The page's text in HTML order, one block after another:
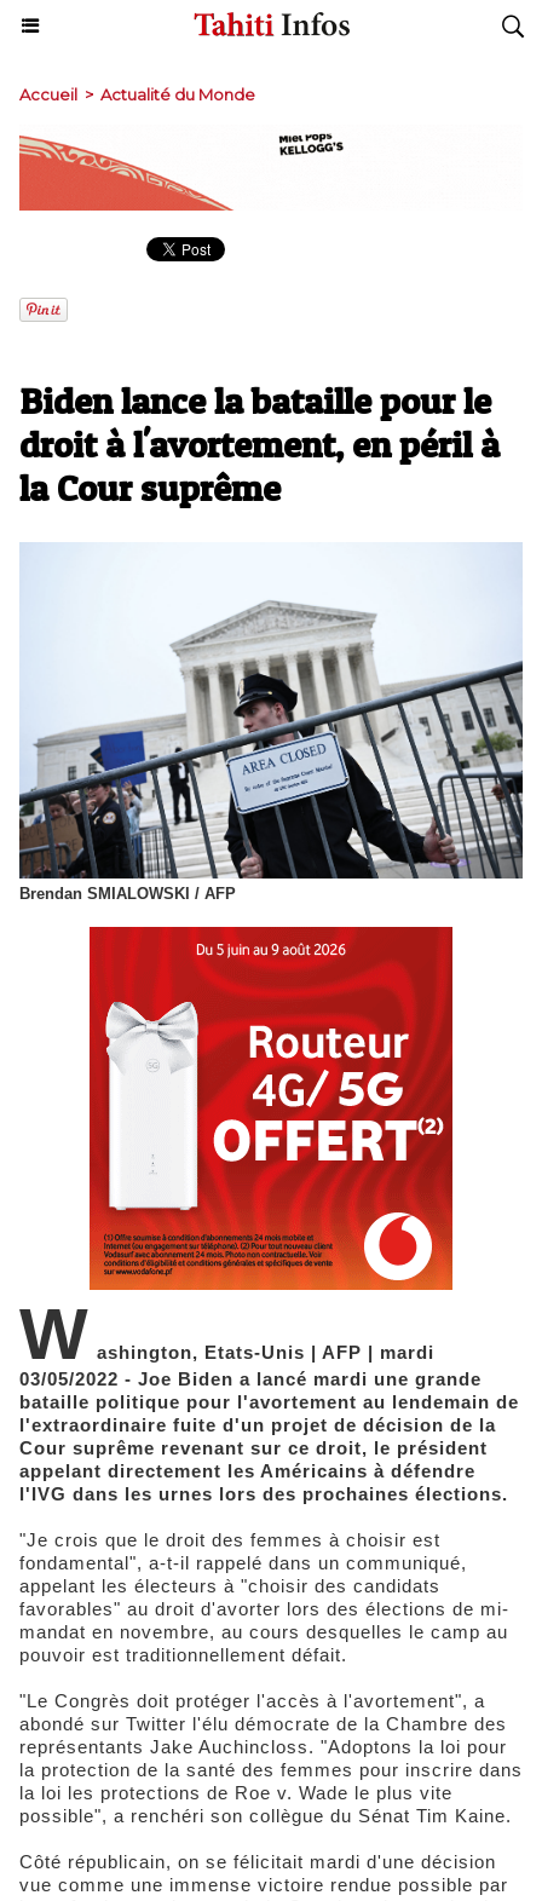
Accueil > Actualité du Monde
Biden lance la bataille pour le
droit à l'avortement, en péril à
la Cour suprême
Brendan SMIALOWSKI / AFP
W ashington, Etats-Unis | AFP | mardi
03/05/2022 - Joe Biden a lancé mardi une grande
bataille politique pour l'avortement au lendemain de
l'extraordinaire fuite d'un projet de décision de la
Cour suprême revenant sur ce droit, le président
appelant directement les Américains à défendre
l'IVG dans les urnes lors des prochaines élections.
"Je crois que le droit des femmes à choisir est
fondamental", a-t-il rappelé dans un communiqué,
appelant les électeurs à "choisir des candidats
favorables" au droit d'avorter lors des élections de mi-
mandat en novembre, au cours desquelles le camp au
pouvoir est traditionnellement défait.
"Le Congrès doit protéger l'accès à l'avortement", a
abondé sur Twitter l'élu démocrate de la Chambre des
représentants Jake Auchincloss. "Adoptons la loi pour
la protection de la santé des femmes pour inscrire dans
la loi les protections de Roe v. Wade le plus vite
possible", a renchéri son collègue du Sénat Tim Kaine.
Côté républicain, on se félicitait mardi d'une décision
vue comme une immense victoire rendue possible par